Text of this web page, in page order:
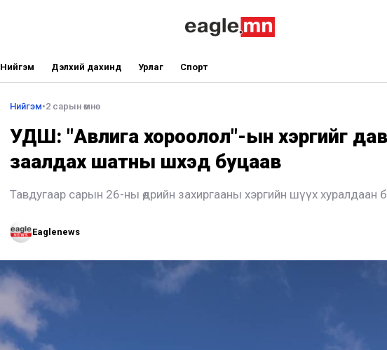
Нийгэм Дэлхий дахинд Урлаг Спорт
Нийгэм•2 сарын өмнө
УДШ: "Авлига хороолол"-ын хэргийг
заалдах шатны шүүхэд буцаав
Тавдугаар сарын 26-ны өдрийн захиргааны хэргийн шүүх хуралдаан
Eaglenews